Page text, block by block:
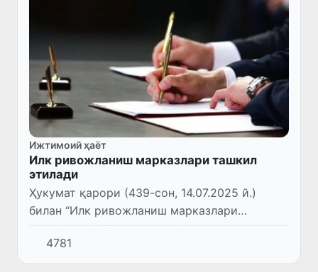
Ижтимоий ҳаёт
Илк ривожланиш марказлари ташкил
этилади
Ҳукумат қарори (439-сон, 14.07.2025 й.)
билан “Илк ривожланиш марказлари
тўғрисида”ги низом тасдиқланди.
4781